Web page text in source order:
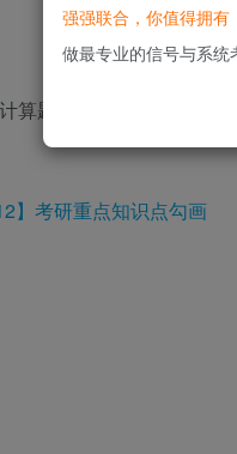
算题很常规，出现课后
】考研重点知识点勾画
强强联合，你值得拥有
做最专业的信号与系统